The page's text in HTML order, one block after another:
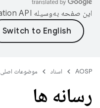
این صفحه به‌وسیله
AOSP اسناد موضوعات اصلی
رسانه ها